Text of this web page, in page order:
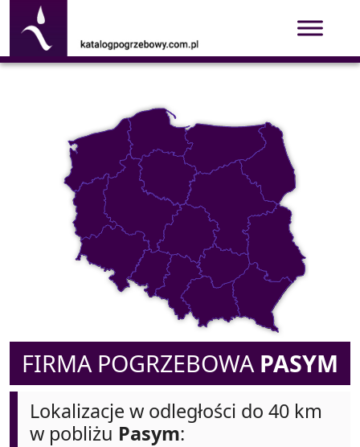
FIRMA POGRZEBOWA PASYM
Lokalizacje w odległości do 40 km
w pobliżu Pasym: